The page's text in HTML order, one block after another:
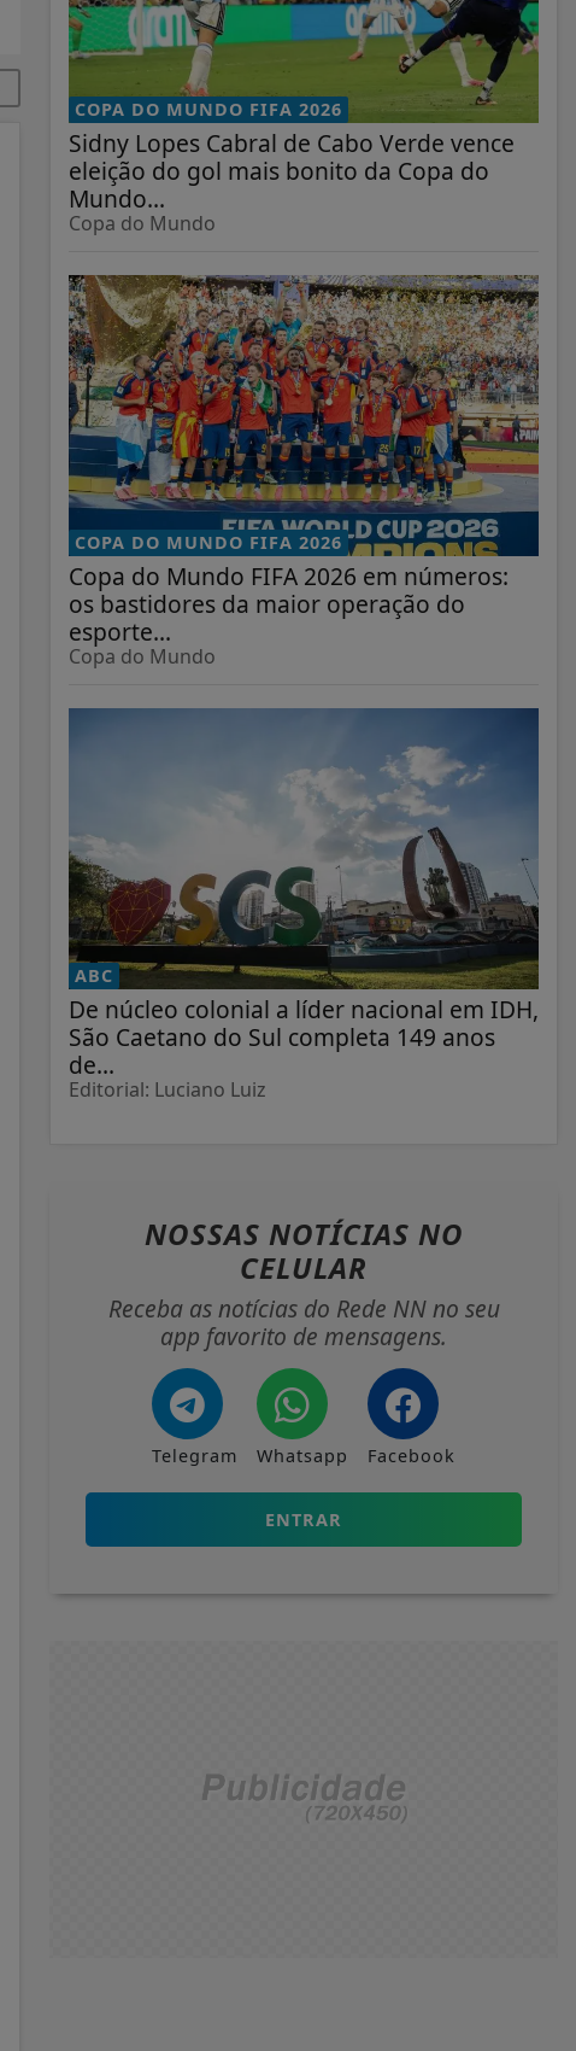
COPA DO MUNDO FIFA 2026
Sidny Lopes Cabral de Cabo Verde vence
eleição do gol mais bonito da Copa do
Mundo...
Copa do Mundo
COPA DO MUNDO FIFA 2026
Copa do Mundo FIFA 2026 em números:
os bastidores da maior operação do
esporte...
Copa do Mundo
ABC
De núcleo colonial a líder nacional em IDH,
São Caetano do Sul completa 149 anos
de...
Editorial: Luciano Luiz
NOSSAS NOTÍCIAS NO
CELULAR
Receba as notícias do Rede NN no seu
app favorito de mensagens.
Telegram Whatsapp Facebook
ENTRAR